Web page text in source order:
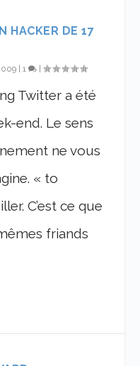
HACKER DE 17
|1 |
Twitter a été
end. Le sens
ne vous
« to
C’est ce que
friands